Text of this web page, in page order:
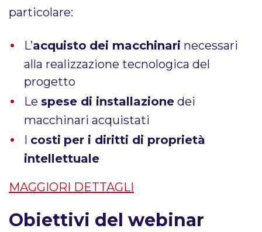
particolare:
L’acquisto dei macchinari necessari
alla realizzazione tecnologica del
progetto
Le spese di installazione dei
macchinari acquistati
I costi per i diritti di proprietà
intellettuale
MAGGIORI DETTAGLI
Obiettivi del webinar